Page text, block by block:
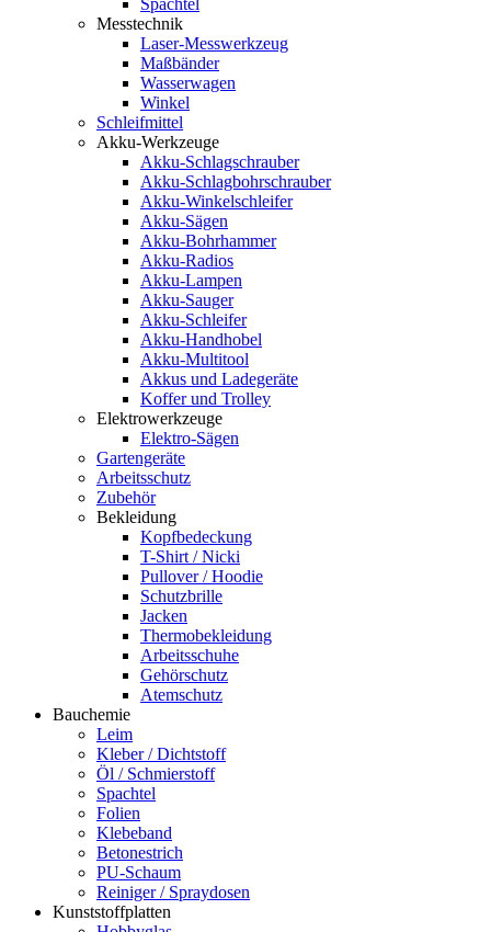
Spachtel
Messtechnik
Laser-Messwerkzeug
Maßbänder
Wasserwagen
Winkel
Schleifmittel
Akku-Werkzeuge
Akku-Schlagschrauber
Akku-Schlagbohrschrauber
Akku-Winkelschleifer
Akku-Sägen
Akku-Bohrhammer
Akku-Radios
Akku-Lampen
Akku-Sauger
Akku-Schleifer
Akku-Handhobel
Akku-Multitool
Akkus und Ladegeräte
Koffer und Trolley
Elektrowerkzeuge
Elektro-Sägen
Gartengeräte
Arbeitsschutz
Zubehör
Bekleidung
Kopfbedeckung
T-Shirt / Nicki
Pullover / Hoodie
Schutzbrille
Jacken
Thermobekleidung
Arbeitsschuhe
Gehörschutz
Atemschutz
Bauchemie
Leim
Kleber / Dichtstoff
Öl / Schmierstoff
Spachtel
Folien
Klebeband
Betonestrich
PU-Schaum
Reiniger / Spraydosen
Kunststoffplatten